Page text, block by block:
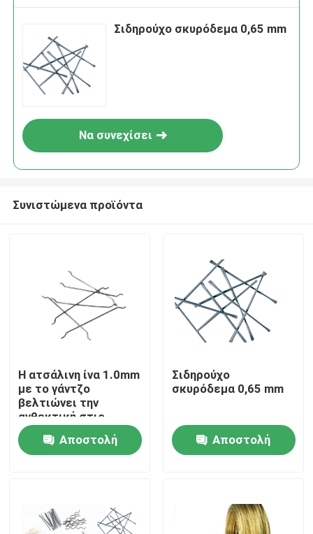
Σπίτι
Σχετικά με εμάς
Σιδηρούχο σκυρόδεμα 0,65 mm
Να συνεχίσει
Συνιστώμενα προϊόντα
Η ατσάλινη ίνα 1.0mm
με το γάντζο
βελτιώνει την
ανθεκτική στις
επιπτώσεις
ικανότητα υποδοχής
Αποστολή
Σιδηρούχο
σκυρόδεμα 0,65 mm
Αποστολή